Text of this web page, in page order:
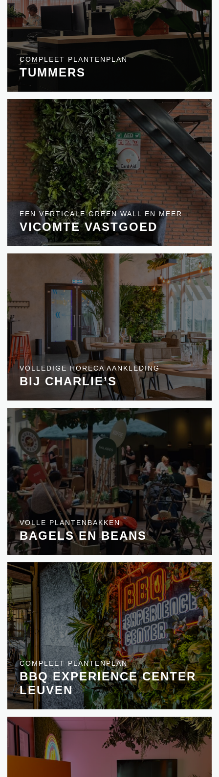
COMPLEET PLANTENPLAN
TUMMERS
EEN VERTICALE GREEN WALL EN MEER
VICOMTE VASTGOED
VOLLEDIGE HORECA AANKLEDING
BIJ CHARLIE’S
VOLLE PLANTENBAKKEN
BAGELS EN BEANS
COMPLEET PLANTENPLAN
BBQ EXPERIENCE CENTER
LEUVEN